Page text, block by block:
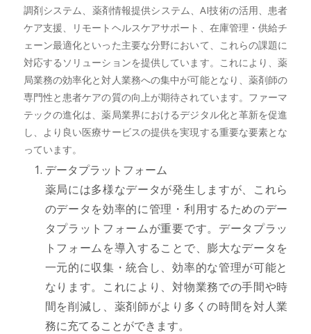
調剤システム、薬剤情報提供システム、AI技術の活用、患者
ケア支援、リモートヘルスケアサポート、在庫管理・供給チ
ェーン最適化といった主要な分野において、これらの課題に
対応するソリューションを提供しています。これにより、薬
局業務の効率化と対人業務への集中が可能となり、薬剤師の
専門性と患者ケアの質の向上が期待されています。ファーマ
テックの進化は、薬局業界におけるデジタル化と革新を促進
し、より良い医療サービスの提供を実現する重要な要素とな
っています。
データプラットフォーム
薬局には多様なデータが発生しますが、これら
のデータを効率的に管理・利用するためのデー
タプラットフォームが重要です。データプラッ
トフォームを導入することで、膨大なデータを
一元的に収集・統合し、効率的な管理が可能と
なります。これにより、対物業務での手間や時
間を削減し、薬剤師がより多くの時間を対人業
務に充てることができます。